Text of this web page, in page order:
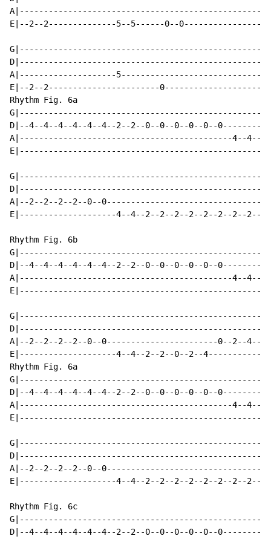
A|--------------------------------------------------|
E|--2--2--------------5--5------0--0----------------|
G|--------------------------------------------------|
D|--------------------------------------------------|
A|--------------------5-----------------------------|
E|--2--2-----------------------0--------------------|
Rhythm Fig. 6a
G|--------------------------------------------------|
D|--4--4--4--4--4--4--2--2--0--0--0--0--0--0--------|
A|--------------------------------------------4--4--|
E|--------------------------------------------------|
G|--------------------------------------------------|
D|--------------------------------------------------|
A|--2--2--2--2--0--0--------------------------------|
E|--------------------4--4--2--2--2--2--2--2--2--2--|
Rhythm Fig. 6b
G|--------------------------------------------------|
D|--4--4--4--4--4--4--2--2--0--0--0--0--0--0--------|
A|--------------------------------------------4--4--|
E|--------------------------------------------------|
G|--------------------------------------------------|
D|--------------------------------------------------|
A|--2--2--2--2--0--0-----------------------0--2--4--|
E|--------------------4--4--2--2--0--2--4-----------|
Rhythm Fig. 6a
G|--------------------------------------------------|
D|--4--4--4--4--4--4--2--2--0--0--0--0--0--0--------|
A|--------------------------------------------4--4--|
E|--------------------------------------------------|
G|--------------------------------------------------|
D|--------------------------------------------------|
A|--2--2--2--2--0--0--------------------------------|
E|--------------------4--4--2--2--2--2--2--2--2--2--|
Rhythm Fig. 6c
G|--------------------------------------------------|
D|--4--4--4--4--4--4--2--2--0--0--0--0--0--0--------|